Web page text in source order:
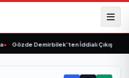
Gözde Demirbilek’ten İddialı Çıkış: “Son